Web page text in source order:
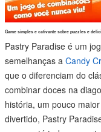
Game simples e cativante sobre puzzles e
Pastry Paradise é um
semelhanças a Candy
que o diferenciam do
combinar doces na
história, um pouco
divertido, Pastry